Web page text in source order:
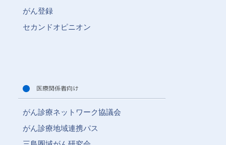
がん登録
セカンドオピニオン
がん診療ネットワーク協議会
がん診療地域連携パス